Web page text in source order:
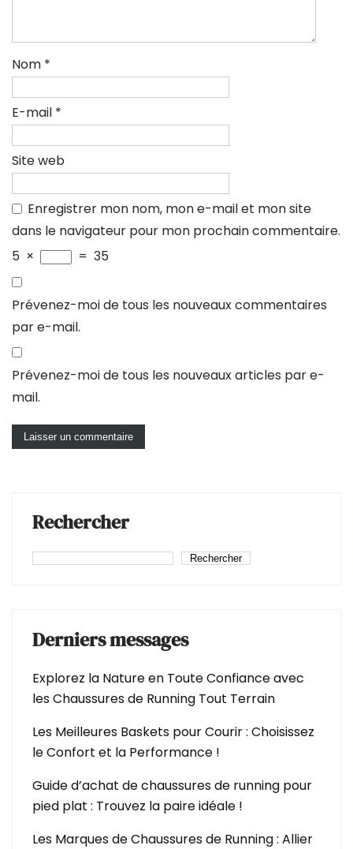
Nom *
E-mail *
Site web
Enregistrer mon nom, mon e-mail et mon site
dans le navigateur pour mon prochain commentaire.
5 × = 35
Prévenez-moi de tous les nouveaux commentaires
par e-mail.
Prévenez-moi de tous les nouveaux articles par e-
mail.
Rechercher
Rechercher
Derniers messages
Explorez la Nature en Toute Confiance avec
les Chaussures de Running Tout Terrain
Les Meilleures Baskets pour Courir : Choisissez
le Confort et la Performance !
Guide d’achat de chaussures de running pour
pied plat : Trouvez la paire idéale !
Les Marques de Chaussures de Running : Allier